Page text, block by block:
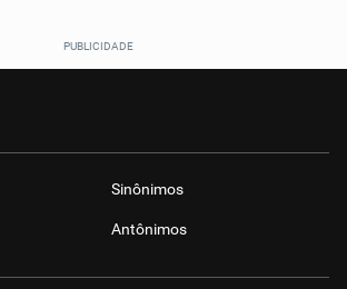
Sinônimos
Antônimos